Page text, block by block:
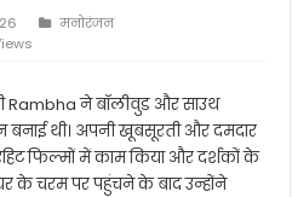
मनोरंजन
Rambhaने बॉलीवुड और साउथ
बनाई थी। अपनी खूबसूरती और दमदार
फिल्मों में काम किया और दर्शकों के
के चरम पर पहुंचने के बाद उन्होंने